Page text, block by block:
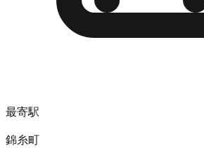
最寄駅
錦糸町